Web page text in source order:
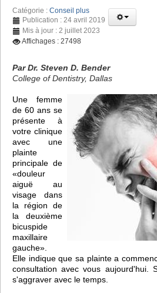
Catégorie : Conseil plus
Publication : 24 avril 2019
Mis à jour : 2 juillet 2023
Affichages : 27498
Par Dr. Steven D. Bender
College of Dentistry, Dallas
Une femme
de 60 ans se
présente à
votre clinique
avec une
plainte
principale de
«douleur
aiguë au
visage dans
la région de
la deuxième
bicuspide
maxillaire
gauche».
Elle indique que sa plainte a
consultation avec vous aujourd'hui.
s'aggraver avec le temps.